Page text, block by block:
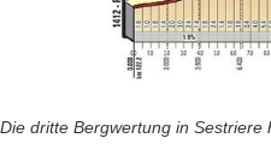
Die dritte Bergwertung in Sestriere